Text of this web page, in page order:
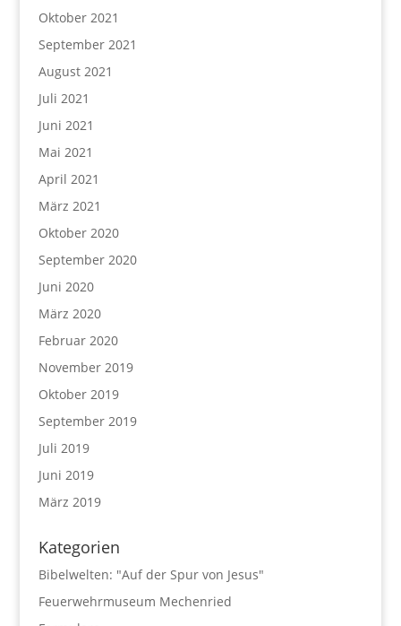
Oktober 2021
September 2021
August 2021
Juli 2021
Juni 2021
Mai 2021
April 2021
März 2021
Oktober 2020
September 2020
Juni 2020
März 2020
Februar 2020
November 2019
Oktober 2019
September 2019
Juli 2019
Juni 2019
März 2019
Kategorien
Bibelwelten: "Auf der Spur von Jesus"
Feuerwehrmuseum Mechenried